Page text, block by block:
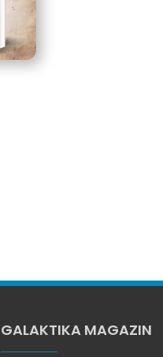
GALAKTIKA MAGAZIN